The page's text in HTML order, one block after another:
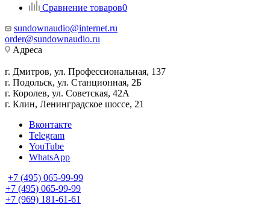
Сравнение товаров0
sundownaudio@internet.ru
order@sundownaudio.ru
Адреса
г. Дмитров, ул. Профессиональная, 137
г. Подольск, ул. Станционная, 2Б
г. Королев, ул. Советская, 42А
г. Клин, Ленинградское шоссе, 21
Вконтакте
Telegram
YouTube
WhatsApp
+7 (495) 065-99-99
+7 (495) 065-99-99
+7 (969) 181-61-61